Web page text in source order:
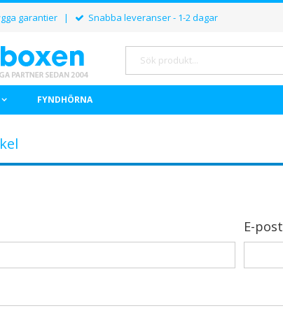
garantier | Snabba leveranser - 1-2 dagarHoppa
innehållet
FYNDHÖRNA
E-post